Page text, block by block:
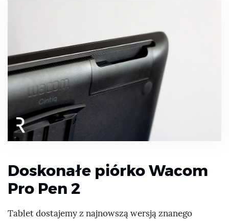
Doskonałe piórko Wacom
Pro Pen 2
Tablet dostajemy z najnowszą wersją znanego